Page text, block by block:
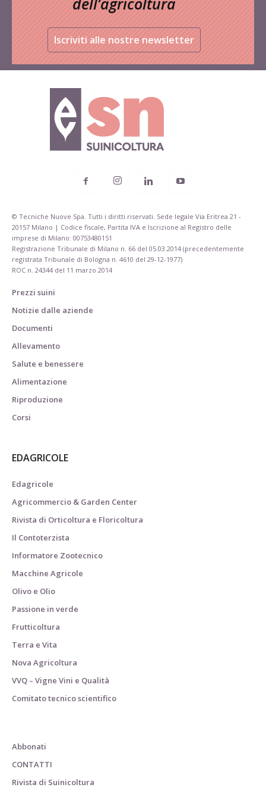
Iscriviti alle nostre newsletter
© Tecniche Nuove Spa. Tutti i diritti riservati. Sede legale Via Eritrea 21 -
20157 Milano | Codice fiscale, Partita IVA e Iscrizione al Registro delle
imprese di Milano: 00753480151
Registrazione Tribunale di Milano n. 66 del 05.03.2014 (precedentemente
registrata Tribunale di Bologna n. 4610 del 29-12-1977)
ROC n. 24344 del 11 marzo 2014
Prezzi suini
Notizie dalle aziende
Documenti
Allevamento
Salute e benessere
Alimentazione
Riproduzione
Corsi
EDAGRICOLE
Edagricole
Agricommercio & Garden Center
Rivista di Orticoltura e Floricoltura
Il Contoterzista
Informatore Zootecnico
Macchine Agricole
Olivo e Olio
Passione in verde
Frutticoltura
Terra e Vita
Nova Agricoltura
VVQ – Vigne Vini e Qualità
Comitato tecnico scientifico
Abbonati
CONTATTI
Rivista di Suinicoltura